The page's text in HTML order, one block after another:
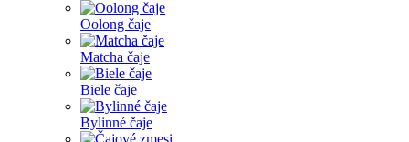
Oolong čaje
Matcha čaje
Biele čaje
Bylinné čaje